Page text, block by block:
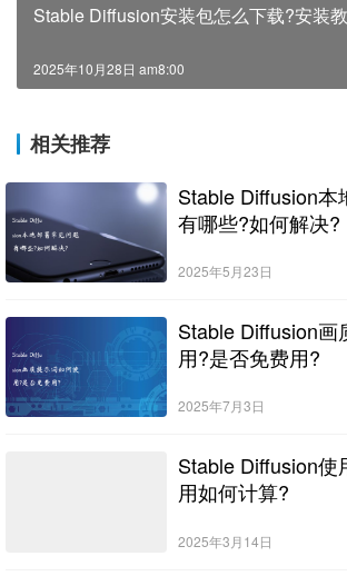
Stable Diffusion安装包怎么下载?安装
2025年10月28日 am8:00
相关推荐
Stable Diffusion本
有哪些?如何解决?
2025年5月23日
Stable Diffusion画
用?是否免费用?
2025年7月3日
Stable Diffusion使
用如何计算?
2025年3月14日